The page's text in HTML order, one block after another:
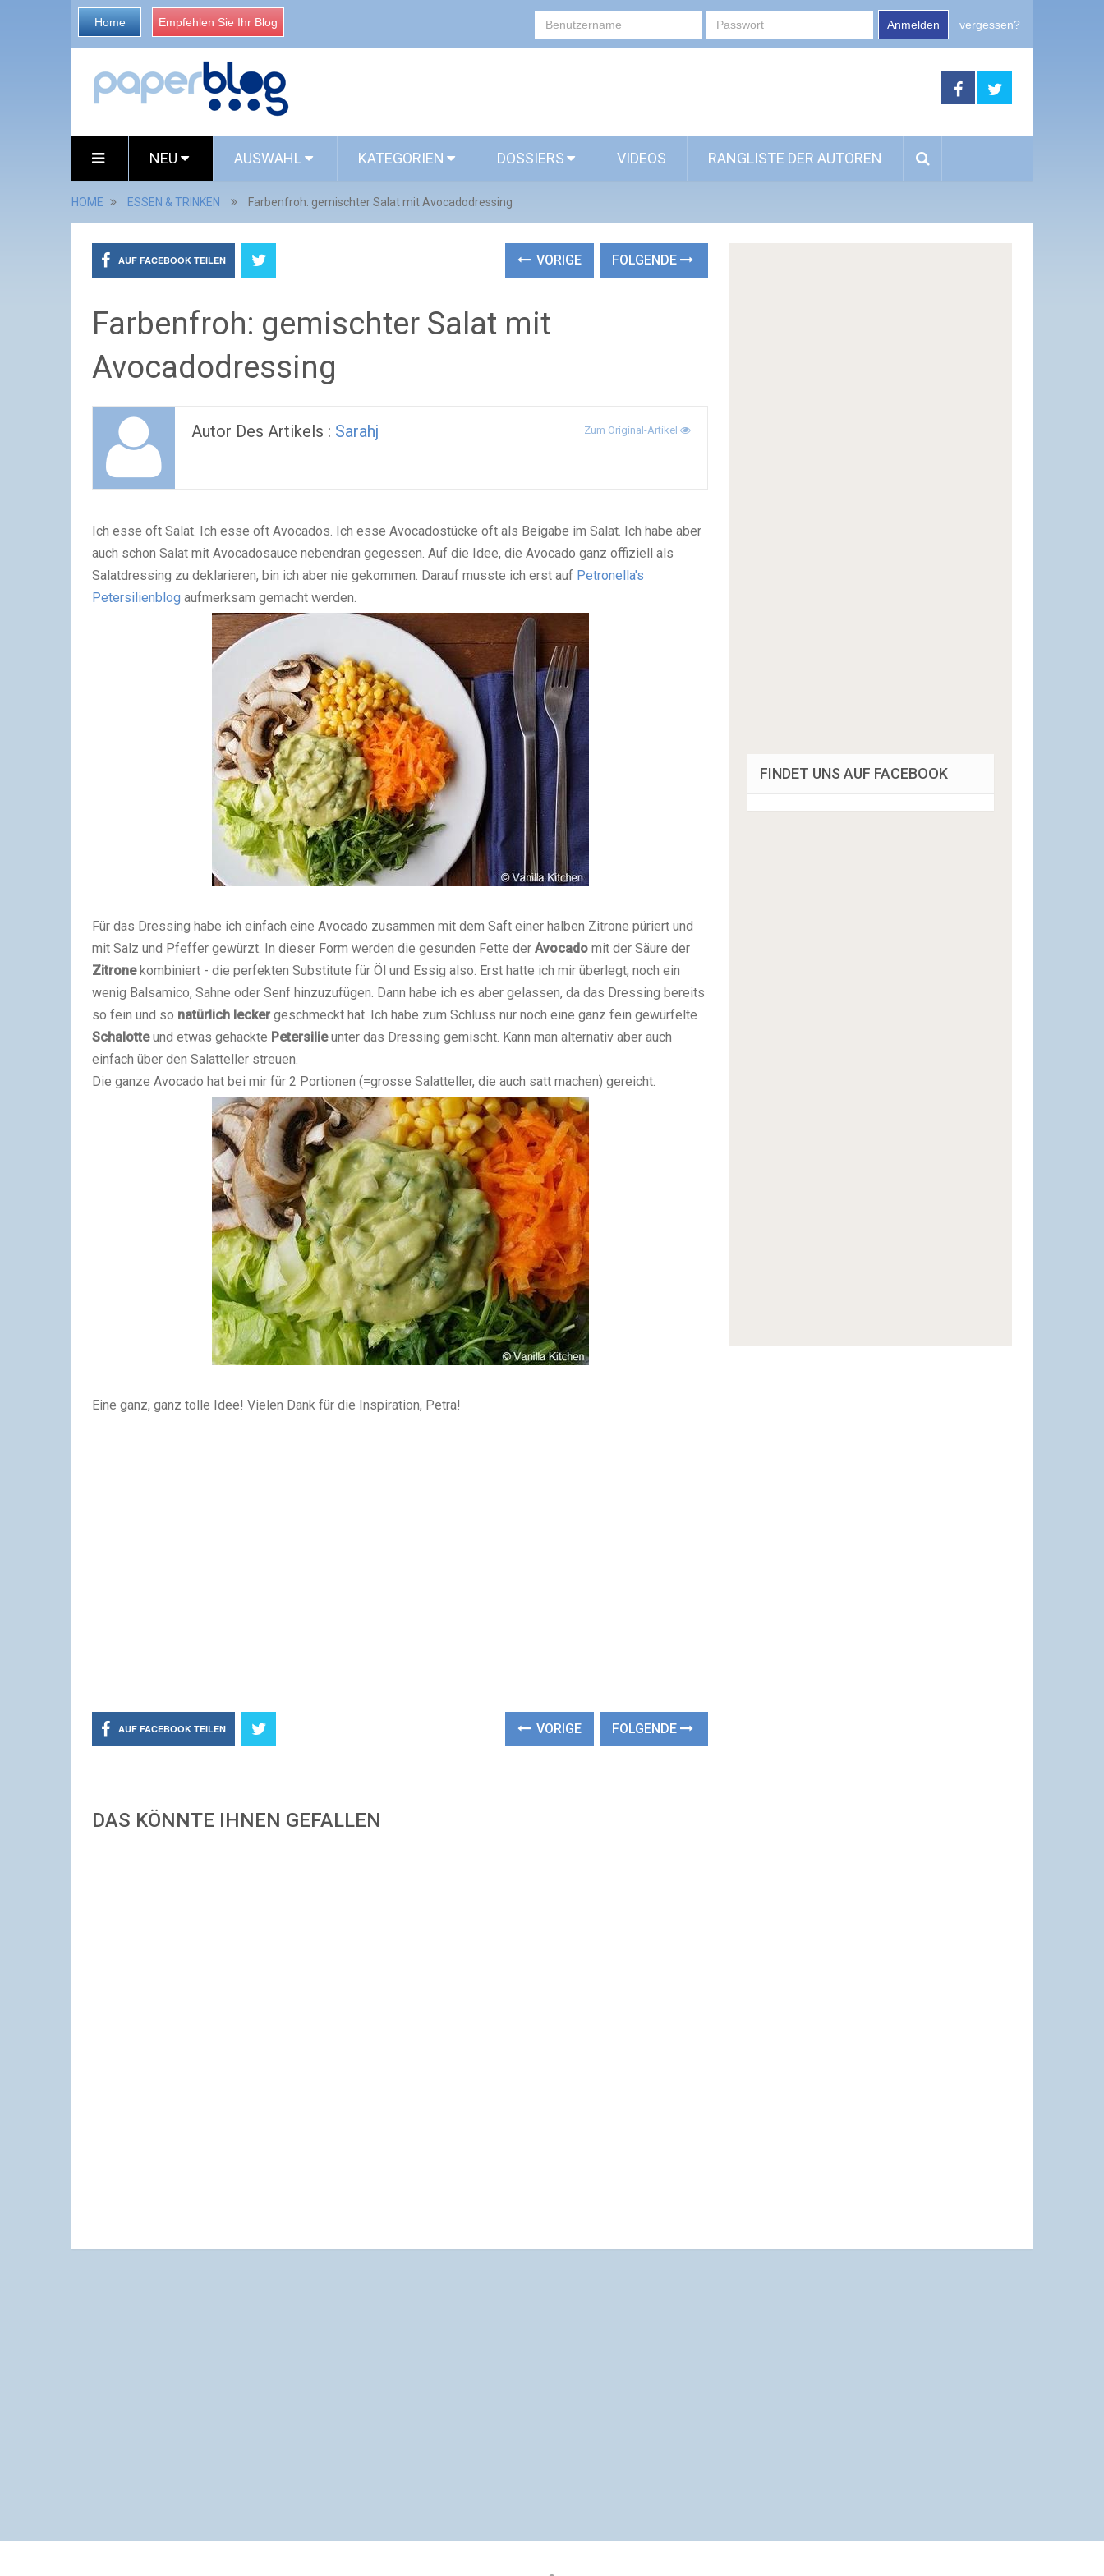
Home Empfehlen Sie Ihr Blog Anmelden vergessen?
NEU AUSWAHL KATEGORIEN DOSSIERS VIDEOS RANGLISTE DER AUTOREN
HOME ESSEN & TRINKEN Farbenfroh: gemischter Salat mit Avocadodressing
AUF FACEBOOK TEILEN VORIGE FOLGENDE
Farbenfroh: gemischter Salat mit
Avocadodressing
Autor Des Artikels : Sarahj Zum Original-Artikel
Ich esse oft Salat. Ich esse oft Avocados. Ich esse Avocadostücke oft als Beigabe im Salat. Ich habe aber
auch schon Salat mit Avocadosauce nebendran gegessen. Auf die Idee, die Avocado ganz offiziell als
Salatdressing zu deklarieren, bin ich aber nie gekommen. Darauf musste ich erst auf Petronella's
Petersilienblog aufmerksam gemacht werden.
Für das Dressing habe ich einfach eine Avocado zusammen mit dem Saft einer halben Zitrone püriert und
mit Salz und Pfeffer gewürzt. In dieser Form werden die gesunden Fette der Avocado mit der Säure der
Zitronekombiniert - die perfekten Substitute für Öl und Essig also. Erst hatte ich mir überlegt, noch ein
wenig Balsamico, Sahne oder Senf hinzuzufügen. Dann habe ich es aber gelassen, da das Dressing bereits
so fein und so natürlich lecker geschmeckt hat. Ich habe zum Schluss nur noch eine ganz fein gewürfelte
Schalotteund etwas gehackte Petersilieunter das Dressing gemischt. Kann man alternativ aber auch
einfach über den Salatteller streuen.
Die ganze Avocado hat bei mir für 2 Portionen (=grosse Salatteller, die auch satt machen) gereicht.
Eine ganz, ganz tolle Idee! Vielen Dank für die Inspiration, Petra!
AUF FACEBOOK TEILEN VORIGE FOLGENDE
DAS KÖNNTE IHNEN GEFALLEN
FINDET UNS AUF FACEBOOK